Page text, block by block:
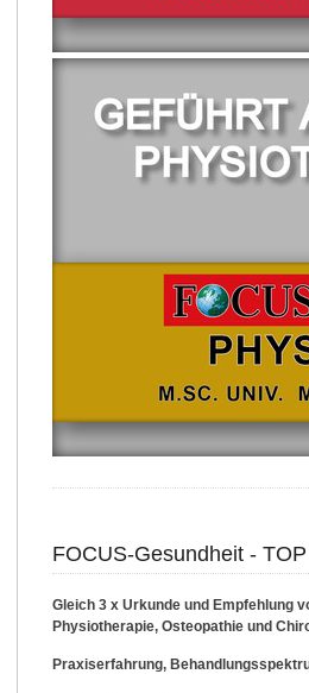
FOCUS-Gesundheit -
Gleich 3 x Urkunde und Empfehlung
Physiotherapie, Osteopathie und
Praxiserfahrung,